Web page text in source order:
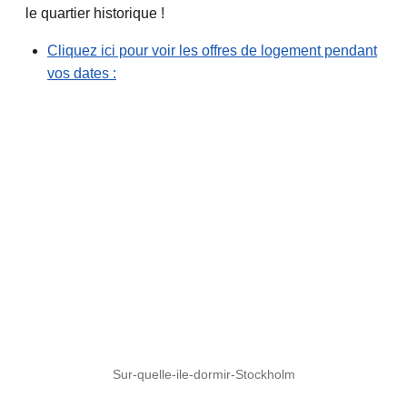
le quartier historique !
Cliquez ici pour voir les offres de logement pendant
vos dates :
Sur-quelle-ile-dormir-Stockholm